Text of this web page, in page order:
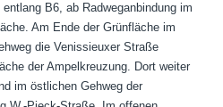
B6, ab Radweganbindung im
Am Ende der Grünfläche im
die Venissieuxer Straße
der Ampelkreuzung. Dort weiter
im östlichen Gehweg der